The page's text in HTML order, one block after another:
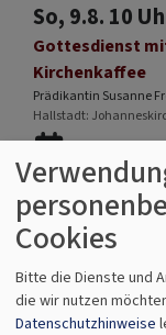
So, 9.8. 10
Gottesdienst
Kirchenkaffee
Prädikantin Susanne
Hallstadt
So, 16.8. 10
Gottesdienst -
Lektor Koch und
Hallstadt
Cookies
Bitte die Dienste und
die wir nutzen
Datenschutzhinweise